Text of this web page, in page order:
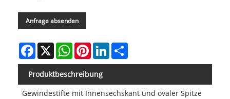
Anfrage absenden
Facebook
X WhatsAppPinterestLinkedIn
Produktbeschreibung
Gewindestifte mit Innensechskant und ovaler Spitze